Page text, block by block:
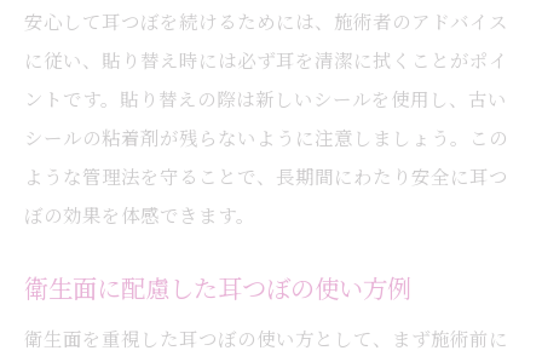
安心して耳つぼを続けるためには、施術者のアドバイス
に従い、貼り替え時には必ず耳を清潔に拭くことがポイ
ントです。貼り替えの際は新しいシールを使用し、古い
シールの粘着剤が残らないように注意しましょう。この
ような管理法を守ることで、長期間にわたり安全に耳つ
ぼの効果を体感できます。
衛生面に配慮した耳つぼの使い方例
衛生面を重視した耳つぼの使い方として、まず施術前に